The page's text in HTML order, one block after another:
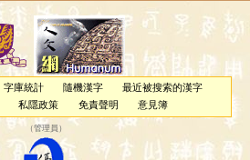
字庫統計 隨機漢字
最近被搜索的漢字
私隱政策 免責聲明 意見簿
（管理員 ）